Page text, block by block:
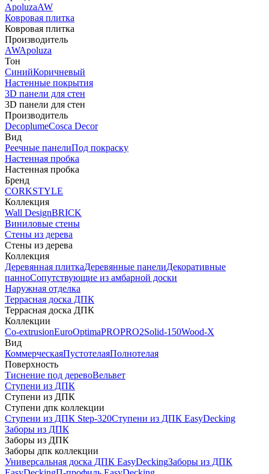
ApoluzaAW
Ковровая плитка
Ковровая плитка
Производитель
AWApoluza
Тон
СинийКоричневый
Настенные покрытия
3D панели для стен
3D панели для стен
Производитель
DecoplumeCosca Decor
Вид
Реечные панелиПод покраску
Настенная пробка
Настенная пробка
Бренд
CORKSTYLE
Коллекция
Wall DesignBRICK
Виниловые стены
Стены из дерева
Стены из дерева
Коллекция
Деревянная плиткаДеревянные панелиДекоративные
панноСопутствующие из амбарной доски
Наружная отделка
Террасная доска ДПК
Террасная доска ДПК
Коллекции
Co-extrusionEuroOptimaPROPRO2Solid-150Wood-X
Вид
КоммерческаяПустотелаяПолнотелая
Поверхность
Тиснение под деревоВельвет
Ступени из ДПК
Ступени из ДПК
Ступени дпк коллекции
Ступени из ДПК Step-320Ступени из ДПК EasyDecking
Заборы из ДПК
Заборы из ДПК
Заборы дпк коллекции
Универсальная доска ДПК EasyDeckingЗаборы из ДПК